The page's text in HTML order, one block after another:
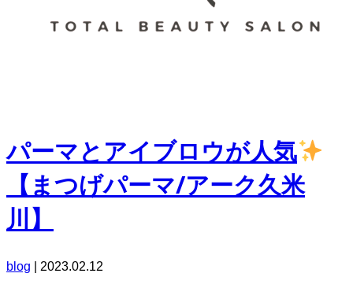
パーマとアイブロウが人気
【まつげパーマ/アーク久米
川】
blog 2023.02.12